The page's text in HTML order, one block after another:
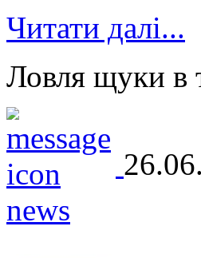
Читати далі...
Ловля щуки в